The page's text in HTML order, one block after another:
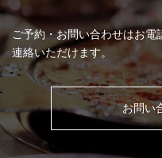
ご予約・お問い合わせはお
連絡いただけます。
お問い